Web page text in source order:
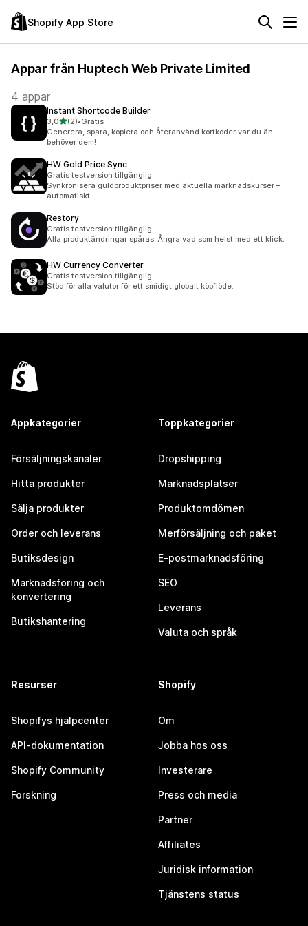
Shopify App Store
Appar från Huptech Web Private Limited
4 appar
Instant Shortcode Builder
3,0av 5 stjärnor
(2)
2 recensioner totalt
•Gratis
Generera, spara, kopiera och återanvänd kortkoder var du än
behöver dem!
HW Gold Price Sync
Gratis testversion tillgänglig
Synkronisera guldproduktpriser med aktuella marknadskurser –
automatiskt
Restory
Gratis testversion tillgänglig
Alla produktändringar spåras. Ångra vad som helst med ett klick.
HW Currency Converter
Gratis testversion tillgänglig
Stöd för alla valutor för ett smidigt globalt köpflöde.
Appkategorier
Försäljningskanaler
Hitta produkter
Sälja produkter
Order och leverans
Butiksdesign
Marknadsföring och
konvertering
Butikshantering
Toppkategorier
Dropshipping
Marknadsplatser
Produktomdömen
Merförsäljning och paket
E-postmarknadsföring
SEO
Leverans
Valuta och språk
Resurser
Shopifys hjälpcenter
API-dokumentation
Shopify Community
Forskning
Shopify
Om
Jobba hos oss
Investerare
Press och media
Partner
Affiliates
Juridisk information
Tjänstens status